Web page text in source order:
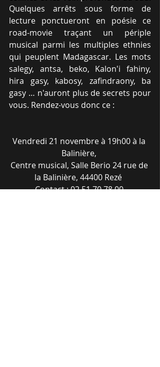
Quelques arrêts sous forme de
lecture ponctueront en poésie ce
road-movie traçant un périple
musical parmi les multiples ethnies
qui peuplent Madagascar. Les mots
salegy, antsa, beko, Kalon'i fahiny,
hira gasy, kabosy, zafindraony, ba
gasy … n'auront plus de secrets pour
vous. Rendez-vous donc ce :
Vendredi 21 novembre à 19h00 à la
Balinière,
Centre musical, Salle Berio 24 rue de
la Balinière, 44400 Rezé
Contact : 02 51 70 78 00